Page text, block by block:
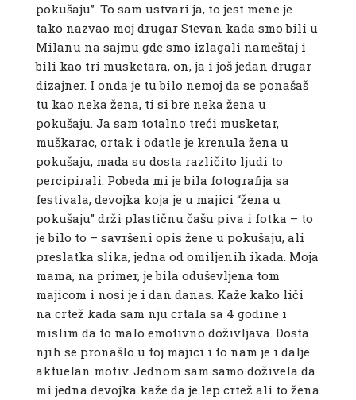
pokušaju”. To sam ustvari ja, to jest mene je
tako nazvao moj drugar Stevan kada smo bili u
Milanu na sajmu gde smo izlagali nameštaj i
bili kao tri musketara, on, ja i još jedan drugar
dizajner. I onda je tu bilo nemoj da se ponašaš
tu kao neka žena, ti si bre neka žena u
pokušaju. Ja sam totalno treći musketar,
muškarac, ortak i odatle je krenula žena u
pokušaju, mada su dosta različito ljudi to
percipirali. Pobeda mi je bila fotografija sa
festivala, devojka koja je u majici “žena u
pokušaju” drži plastičnu čašu piva i fotka – to
je bilo to – savršeni opis žene u pokušaju, ali
preslatka slika, jedna od omiljenih ikada. Moja
mama, na primer, je bila oduševljena tom
majicom i nosi je i dan danas. Kaže kako liči
na crtež kada sam nju crtala sa 4 godine i
mislim da to malo emotivno doživljava. Dosta
njih se pronašlo u toj majici i to nam je i dalje
aktuelan motiv. Jednom sam samo doživela da
mi jedna devojka kaže da je lep crtež ali to žena